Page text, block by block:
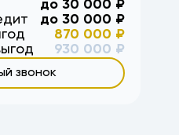
на-Дону,
кача,
камышин,
на заказ,
корея, китай,
до 30 000 ₽
до 30 000 ₽
870 000 ₽
930 000 ₽
звонок